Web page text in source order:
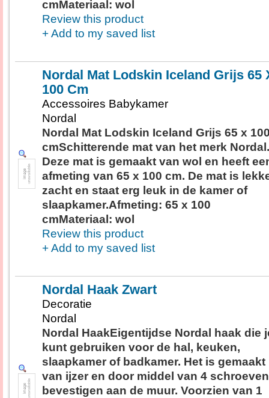
cmMateriaal: wol
Review this product
+ Add to my saved list
Nordal Mat Lodskin Iceland Grijs 65
100 Cm
Accessoires Babykamer
Nordal
Nordal Mat Lodskin Iceland Grijs 65 x
cmSchitterende mat van het merk Nordal.
Deze mat is gemaakt van wol en heeft
afmeting van 65 x 100 cm. De mat is
zacht en staat erg leuk in de kamer of
slaapkamer.Afmeting: 65 x 100
cmMateriaal: wol
Review this product
+ Add to my saved list
Nordal Haak Zwart
Decoratie
Nordal
Nordal HaakEigentijdse Nordal haak die
kunt gebruiken voor de hal, keuken,
slaapkamer of badkamer. Het is gemaakt
van ijzer en door middel van 4
bevestigen aan de muur. Voorzien van 1